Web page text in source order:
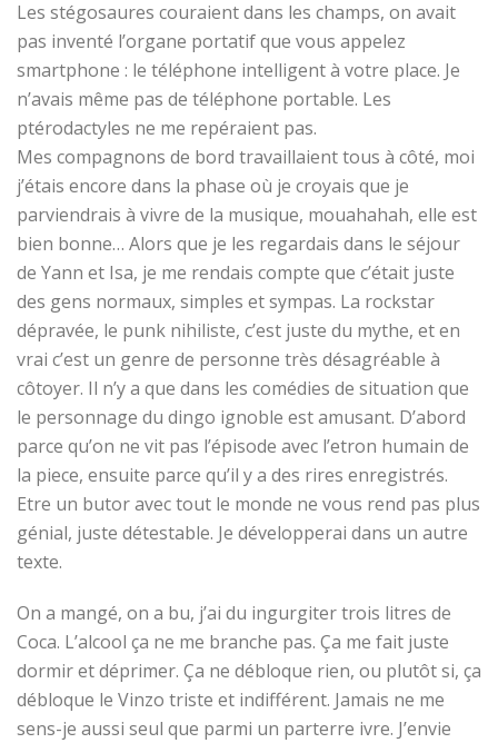
Les stégosaures couraient dans les champs, on avait
pas inventé l’organe portatif que vous appelez
smartphone : le téléphone intelligent à votre place. Je
n’avais même pas de téléphone portable. Les
ptérodactyles ne me repéraient pas.
Mes compagnons de bord travaillaient tous à côté, moi
j’étais encore dans la phase où je croyais que je
parviendrais à vivre de la musique, mouahahah, elle est
bien bonne… Alors que je les regardais dans le séjour
de Yann et Isa, je me rendais compte que c’était juste
des gens normaux, simples et sympas. La rockstar
dépravée, le punk nihiliste, c’est juste du mythe, et en
vrai c’est un genre de personne très désagréable à
côtoyer. Il n’y a que dans les comédies de situation que
le personnage du dingo ignoble est amusant. D’abord
parce qu’on ne vit pas l’épisode avec l’etron humain de
la piece, ensuite parce qu’il y a des rires enregistrés.
Etre un butor avec tout le monde ne vous rend pas plus
génial, juste détestable. Je développerai dans un autre
texte.
On a mangé, on a bu, j’ai du ingurgiter trois litres de
Coca. L’alcool ça ne me branche pas. Ça me fait juste
dormir et déprimer. Ça ne débloque rien, ou plutôt si, ça
débloque le Vinzo triste et indifférent. Jamais ne me
sens-je aussi seul que parmi un parterre ivre. J’envie